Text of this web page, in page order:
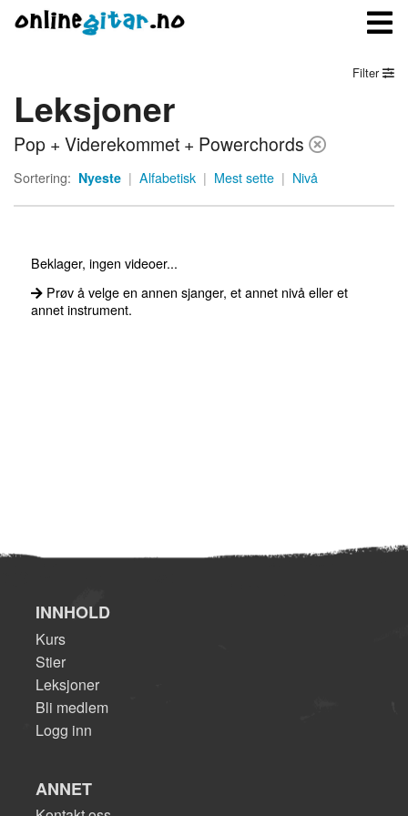
Meny
Logg inn
Filter
Leksjoner
Pop + Viderekommet + Powerchords
Sortering: Nyeste | Alfabetisk | Mest sette | Nivå
Beklager, ingen videoer...
Prøv å velge en annen sjanger, et annet nivå eller et
annet instrument.
INNHOLD
Kurs
Stier
Leksjoner
Bli medlem
Logg inn
ANNET